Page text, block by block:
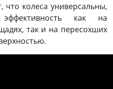
что колеса универсальны,
как на
так и на пересохших